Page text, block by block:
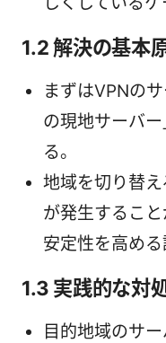
1.2 解決の基本
まずはVPNの
の現地サーバ
る。
地域を切り替
が発生するこ
安定性を高める
1.3 実践的な対
目的地域のサ